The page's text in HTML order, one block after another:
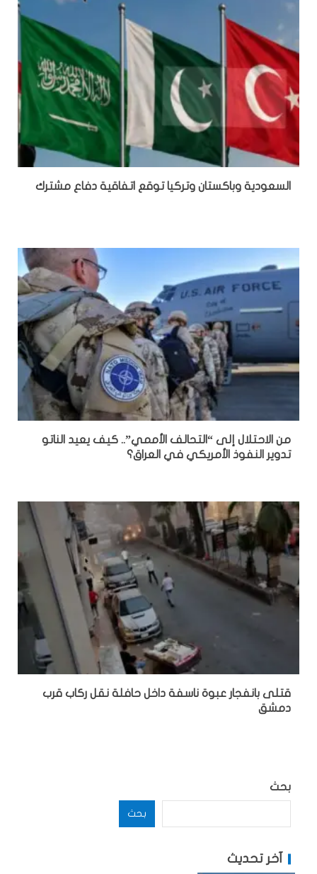
السعودية وباكستان وتركيا توقع اتفاقية دفاع مشترك
من الاحتلال إلى “التحالف الأممي”.. كيف يعيد الناتو
تدوير النفوذ الأمريكي في العراق؟
قتلى بانفجار عبوة ناسفة داخل حافلة نقل ركاب قرب
دمشق
بحث
بحث
آخر تحديث